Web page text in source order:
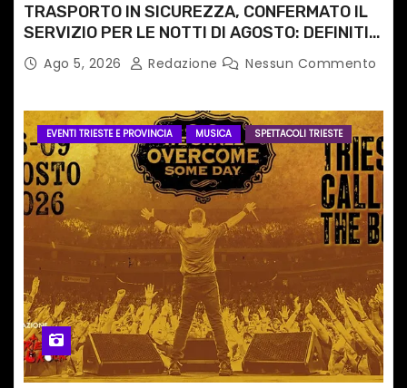
TRASPORTO IN SICUREZZA, CONFERMATO IL
SERVIZIO PER LE NOTTI DI AGOSTO: DEFINITI
PERCORSI, FERMATE E ORARIO
Ago 5, 2026 Redazione Nessun Commento
EVENTI TRIESTE E PROVINCIA MUSICA SPETTACOLI TRIESTE